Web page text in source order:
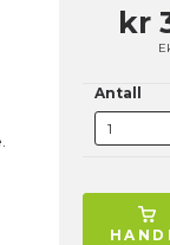
kr
Antall